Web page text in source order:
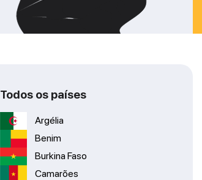
Todos os países
Argélia
Benim
Burkina Faso
Camarões